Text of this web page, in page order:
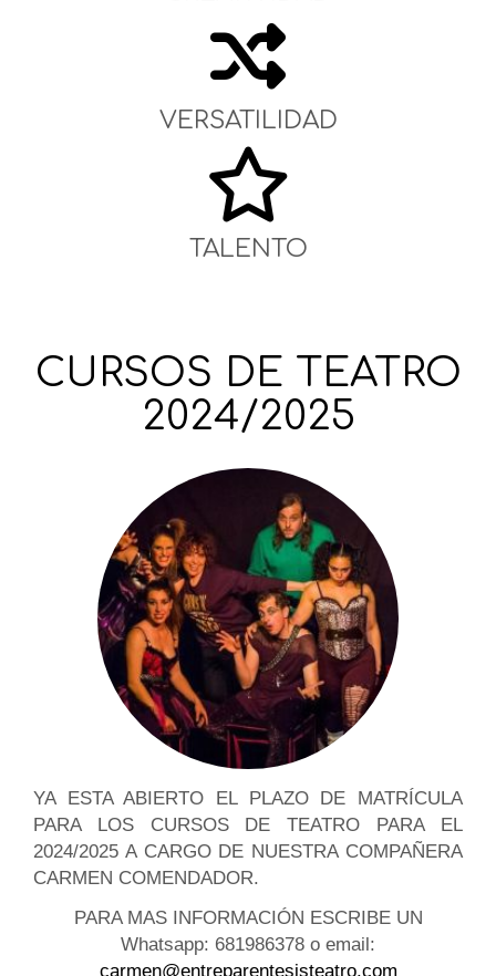
VERSATILIDAD
TALENTO
CURSOS DE TEATRO
2024/2025
YA ESTA ABIERTO EL PLAZO DE MATRÍCULA
PARA LOS CURSOS DE TEATRO PARA EL
2024/2025 A CARGO DE NUESTRA COMPAÑERA
CARMEN COMENDADOR.
PARA MAS INFORMACIÓN ESCRIBE UN
Whatsapp: 681986378 o email:
carmen@entreparentesisteatro.com